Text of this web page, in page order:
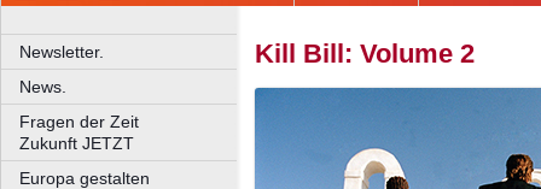
Newsletter.
News.
Fragen der Zeit
Zukunft JETZT
Europa gestalten
Kill Bill: Volume 2